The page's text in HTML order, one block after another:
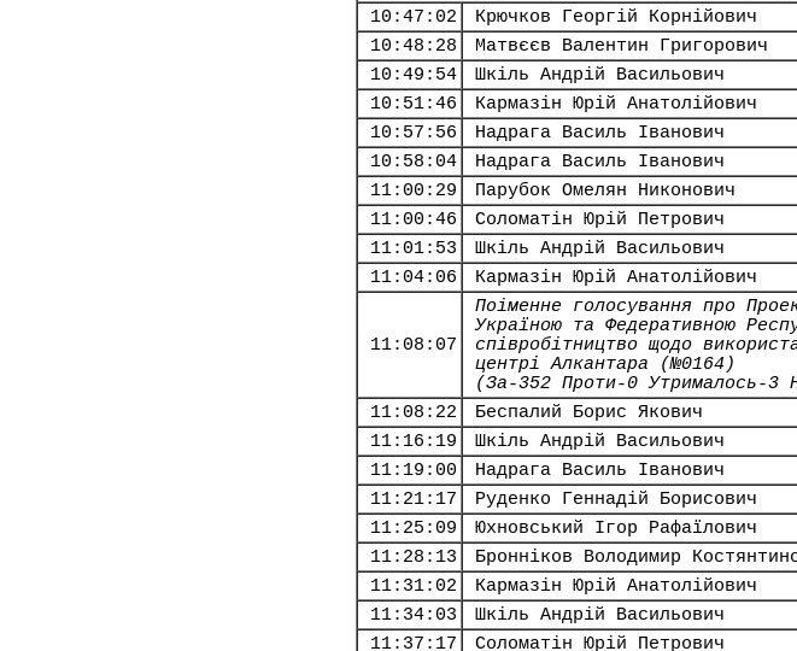
10:47:02
Крючков Георгій Корнійович
10:48:28
Матвєєв Валентин Григорович
10:49:54
Шкіль Андрій Васильович
10:51:46
Кармазін Юрій Анатолійович
10:57:56
Надрага Василь Іванович
10:58:04
Надрага Василь Іванович
11:00:29
Парубок Омелян Никонович
11:00:46
Соломатін Юрій Петрович
11:01:53
Шкіль Андрій Васильович
11:04:06
Кармазін Юрій Анатолійович
11:08:07
Поіменне голосування про
Україною та Федеративною
співробітництво щодо
центрі Алкантара (№0164)
(За-352 Проти-0 Утрималось-3
11:08:22
Беспалий Борис Якович
11:16:19
Шкіль Андрій Васильович
11:19:00
Надрага Василь Іванович
11:21:17
Руденко Геннадій Борисович
11:25:09
Юхновський Ігор Рафаїлович
11:28:13
Бронніков Володимир
11:31:02
Кармазін Юрій Анатолійович
11:34:03
Шкіль Андрій Васильович
11:37:17
Соломатін Юрій Петрович